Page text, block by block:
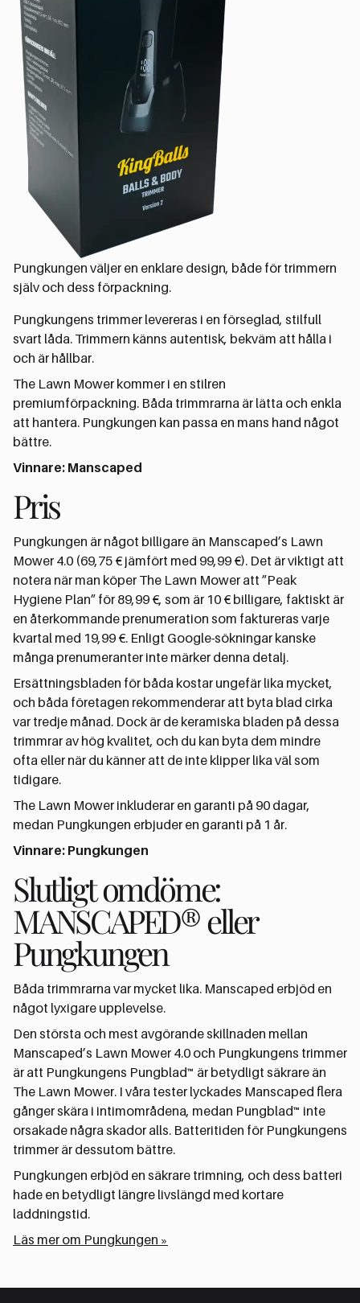
Pungkungen väljer en enklare design, både för trimmern
själv och dess förpackning.
Pungkungens trimmer levereras i en förseglad, stilfull
svart låda. Trimmern känns autentisk, bekväm att hålla i
och är hållbar.
The Lawn Mower kommer i en stilren
premiumförpackning. Båda trimmrarna är lätta och enkla
att hantera. Pungkungen kan passa en mans hand något
bättre.
Vinnare: Manscaped
Pris
Pungkungen är något billigare än Manscaped’s Lawn
Mower 4.0 (69,75 € jämfört med 99,99 €). Det är viktigt att
notera när man köper The Lawn Mower att ”Peak
Hygiene Plan” för 89,99 €, som är 10 € billigare, faktiskt är
en återkommande prenumeration som faktureras varje
kvartal med 19,99 €. Enligt Google-sökningar kanske
många prenumeranter inte märker denna detalj.
Ersättningsbladen för båda kostar ungefär lika mycket,
och båda företagen rekommenderar att byta blad cirka
var tredje månad. Dock är de keramiska bladen på dessa
trimmrar av hög kvalitet, och du kan byta dem mindre
ofta eller när du känner att de inte klipper lika väl som
tidigare.
The Lawn Mower inkluderar en garanti på 90 dagar,
medan Pungkungen erbjuder en garanti på 1 år.
Vinnare: Pungkungen
Slutligt omdöme:
MANSCAPED® eller
Pungkungen
Båda trimmrarna var mycket lika. Manscaped erbjöd en
något lyxigare upplevelse.
Den största och mest avgörande skillnaden mellan
Manscaped’s Lawn Mower 4.0 och Pungkungens trimmer
är att Pungkungens Pungblad™ är betydligt säkrare än
The Lawn Mower. I våra tester lyckades Manscaped flera
gånger skära i intimområdena, medan Pungblad™ inte
orsakade några skador alls. Batteritiden för Pungkungens
trimmer är dessutom bättre.
Pungkungen erbjöd en säkrare trimning, och dess batteri
hade en betydligt längre livslängd med kortare
laddningstid.
Läs mer om Pungkungen »